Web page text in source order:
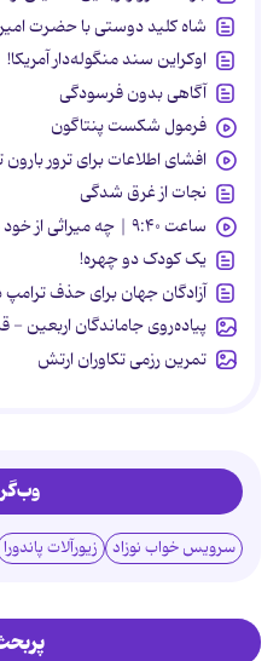
شاه کلید دوستی با حضرت امیر
اوکراین سند منگوله‌دار آمریکا!
آگاهی بدون فرسودگی
فرمول شکست پنتاگون
افشای اطلاعات برای ترور
نجات از غرق شدگی
ساعت ۹:۴۰ | چه میراثی از خود به جای گذاشت؟
یک کودک دو چهره!
آزادگان جهان برای حذف
پیاده‌روی جاماندگان اربعین -
تمرین رزمی تکاوران ارتش
سرویس خواب نوزاد زیورآلات پاندورا